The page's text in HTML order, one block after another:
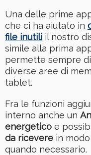
Una delle prime
che ci ha aiutato in
file inutili il nostro
simile alla prima
permette sempre
diverse aree di
tablet.
Fra le funzioni
interno anche un
energetico e
da ricevere in
quando necessario.